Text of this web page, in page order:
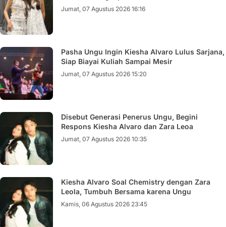
Jumat, 07 Agustus 2026 16:16
Pasha Ungu Ingin Kiesha Alvaro Lulus Sarjana,
Siap Biayai Kuliah Sampai Mesir
Jumat, 07 Agustus 2026 15:20
Disebut Generasi Penerus Ungu, Begini
Respons Kiesha Alvaro dan Zara Leoa
Jumat, 07 Agustus 2026 10:35
Kiesha Alvaro Soal Chemistry dengan Zara
Leola, Tumbuh Bersama karena Ungu
Kamis, 06 Agustus 2026 23:45